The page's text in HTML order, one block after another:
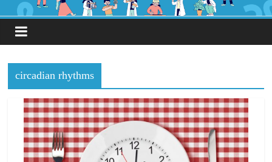
circadian rhythms